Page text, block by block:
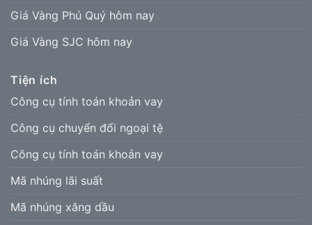
Giá Vàng Phú Quý hôm nay
Giá Vàng SJC hôm nay
Tiện ích
Công cụ tính toán khoản vay
Công cụ chuyển đổi ngoại tệ
Công cụ tính toán khoản vay
Mã nhúng lãi suất
Mã nhúng xăng dầu